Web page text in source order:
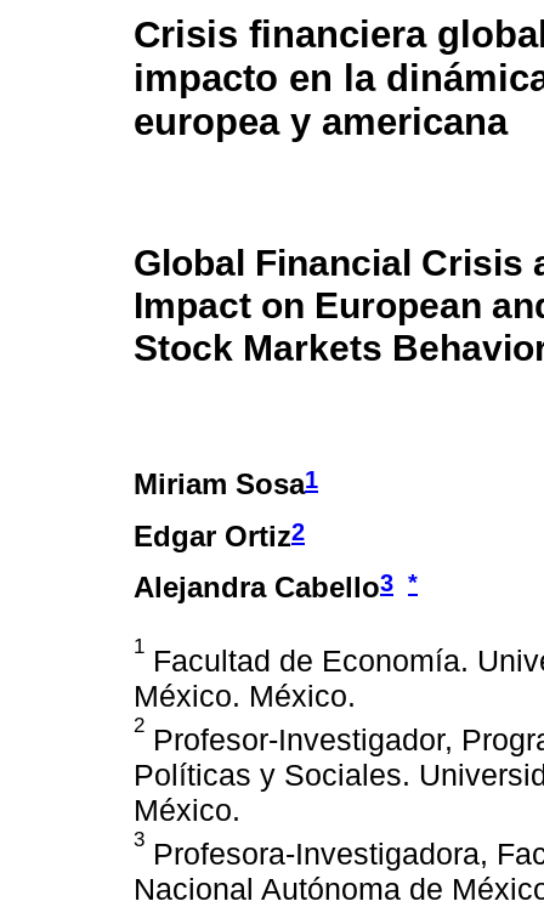
Crisis financiera
impacto en la
europea y americana
Global Financial Crisis
Impact on European
Stock Markets
Miriam Sosa1
Edgar Ortiz2
Alejandra Cabello3 *
1 Facultad de Economía.
México. México.
2 Profesor-Investigador,
Políticas y Sociales.
México.
3 Profesora-Investigadora,
Nacional Autónoma de